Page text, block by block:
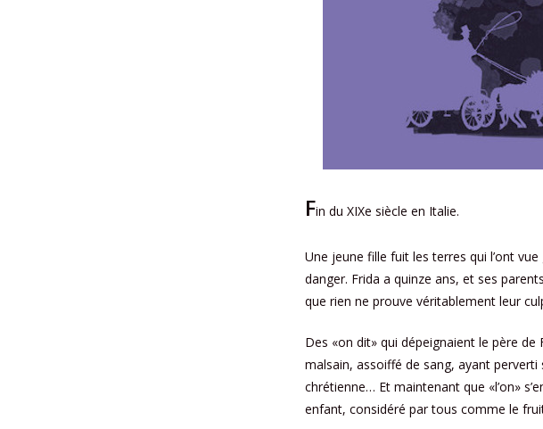
Fin du XIXe siècle en Italie.
Une jeune fille fuit les terres qui l’ont
danger. Frida a quinze ans, et ses
que rien ne prouve véritablement leur
Des «on dit» qui dépeignaient le père
malsain, assoiffé de sang, ayant
chrétienne… Et maintenant que «l’on»
enfant, considéré par tous comme le